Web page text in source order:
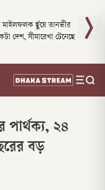
মাইলফলক ছুঁয়ে তানভীর
দেশ, সীমারেখা টেনেছে
পার্থক্য, ২৪
বড়